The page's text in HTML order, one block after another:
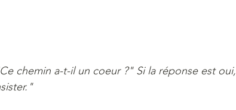
chemin a-t-il un coeur ?" Si la réponse est oui,